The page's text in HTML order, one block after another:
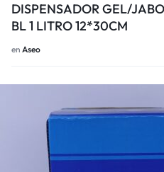
DISPENSADOR GEL/
BL 1 LITRO 12*30CM
en Aseo